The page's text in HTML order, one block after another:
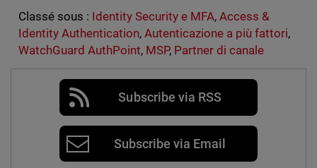
Classé sous : Identity Security e MFA,Access &
Identity Authentication, Autenticazione a più fattori,
WatchGuard AuthPoint, MSP, Partner di canale
Subscribe via RSS
Subscribe via Email